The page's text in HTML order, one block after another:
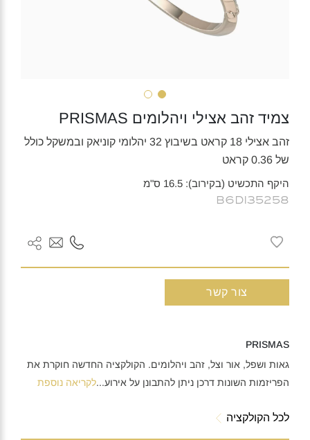
צמיד זהב אצילי ויהלומים PRISMAS
זהב אצילי 18 קראט בשיבוץ 32 יהלומי קוניאק ובמשקל כולל
של 0.36 קראט
היקף התכשיט (בקירוב): 16.5 ס"מ
B6DI35258
צור קשר
PRISMAS
גאות ושפל, אור וצל, זהב ויהלומים. הקולקציה החדשה חוקרת את
הפריזמות השונות דרכן ניתן להתבונן על אירוע...לקריאה נוספת
לכל הקולקציה